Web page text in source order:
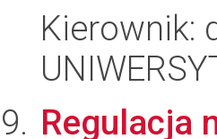
Kierownik:
Regulacja